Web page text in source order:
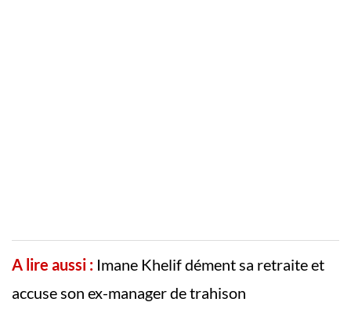
A lire aussi : Imane Khelif dément sa retraite et
accuse son ex-manager de trahison